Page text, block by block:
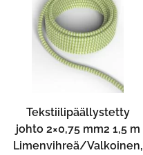
Tekstiilipäällystetty
johto 2×0,75 mm2 1,5 m
Limenvihreä/Valkoinen,